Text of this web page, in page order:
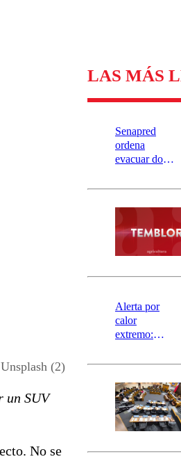
(2)
un SUV
No se
LAS MÁS
Senapred
ordena
evacuar dos
Carahue por
río Damas:
activa
mensajería
SAE
Alerta por
calor
extremo:
activa Alerta
Preventiva en
tres comunas